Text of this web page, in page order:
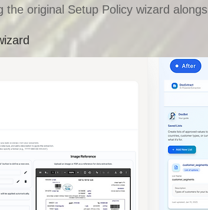
the original Setup Policy wizard